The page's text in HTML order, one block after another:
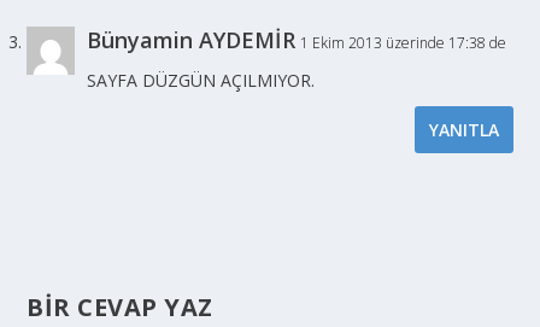
Bünyamin AYDEMİR 1 Ekim 2013 üzerinde 17:38 de
SAYFA DÜZGÜN AÇILMIYOR.
YANITLA
BIR CEVAP YAZ